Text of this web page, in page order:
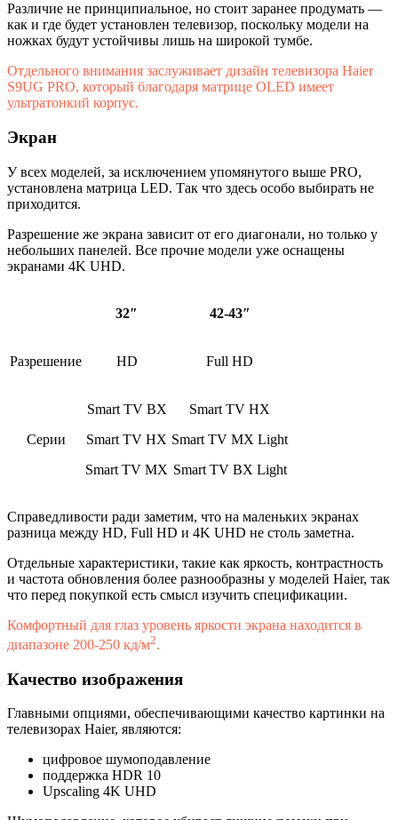
Различие не принципиальное, но стоит заранее продумать —
как и где будет установлен телевизор, поскольку модели на
ножках будут устойчивы лишь на широкой тумбе.
Отдельного внимания заслуживает дизайн телевизора Haier
S9UG PRO, который благодаря матрице OLED имеет
ультратонкий корпус.
Экран
У всех моделей, за исключением упомянутого выше PRO,
установлена матрица LED. Так что здесь особо выбирать не
приходится.
Разрешение же экрана зависит от его диагонали, но только у
небольших панелей. Все прочие модели уже оснащены
экранами 4K UHD.
32″ 42-43″
Разрешение HD Full HD
Серии
Smart TV BX
Smart TV HX
Smart TV MX
Smart TV HX
Smart TV MX Light
Smart TV BX Light
Справедливости ради заметим, что на маленьких экранах
разница между HD, Full HD и 4K UHD не столь заметна.
Отдельные характеристики, такие как яркость, контрастность
и частота обновления более разнообразны у моделей Haier, так
что перед покупкой есть смысл изучить спецификации.
Комфортный для глаз уровень яркости экрана находится в
диапазоне 200-250 кд/м2.
Качество изображения
Главными опциями, обеспечивающими качество картинки на
телевизорах Haier, являются:
цифровое шумоподавление
поддержка HDR 10
Upscaling 4K UHD